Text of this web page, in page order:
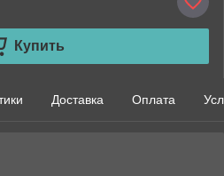
Купить
Доставка Оплата